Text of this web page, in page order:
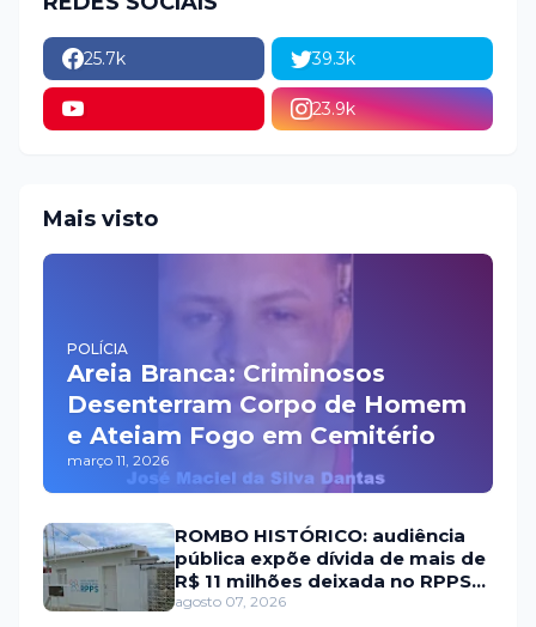
25.7k 39.3k
23.9k
Mais visto
POLÍCIA
Areia Branca: Criminosos
Desenterram Corpo de Homem
e Ateiam Fogo em Cemitério
março 11, 2026
ROMBO HISTÓRICO: audiência
pública expõe dívida de mais de
R$ 11 milhões deixada no RPPS
de Itaú RN
agosto 07, 2026